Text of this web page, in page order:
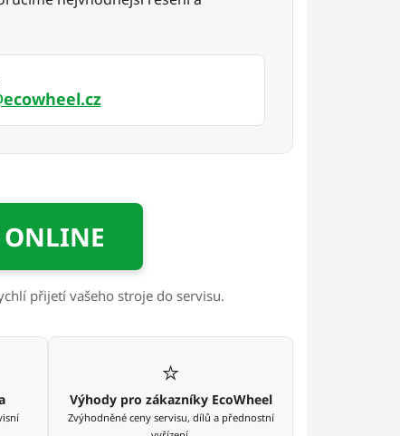
ONLINE
přijetí vašeho stroje do servisu.
⭐
Výhody pro zákazníky EcoWheel
Zvýhodněné ceny servisu, dílů a přednostní